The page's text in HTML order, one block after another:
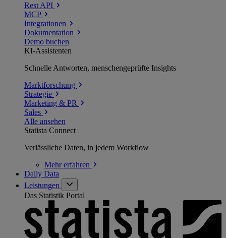
Rest API
MCP
Integrationen
Dokumentation
Demo buchen
KI-Assistenten
Schnelle Antworten, menschengeprüfte Insights
Marktforschung
Strategie
Marketing & PR
Sales
Alle ansehen
Statista Connect
Verlässliche Daten, in jedem Workflow
Mehrerfahren
Daily Data
Leistungen
Das Statistik Portal